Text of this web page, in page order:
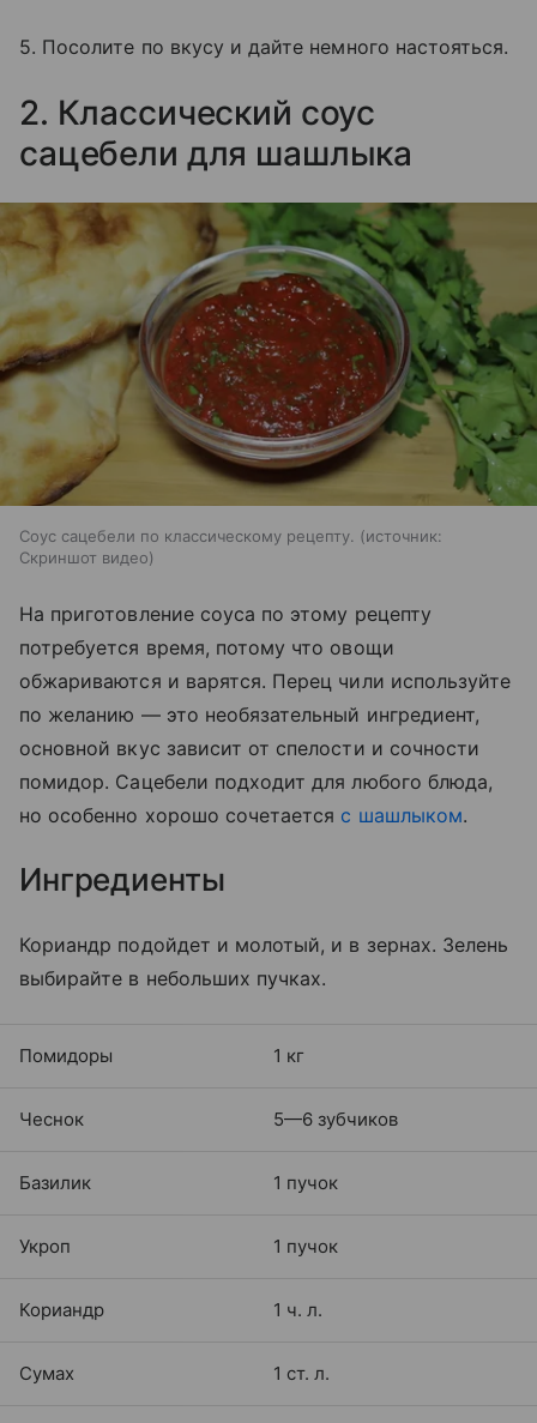
5. Посолите по вкусу и дайте немного настояться.
2. Классический соус
сацебели для шашлыка
Соус сацебели по классическому рецепту.
источник:
Скриншот видео
На приготовление соуса по этому рецепту
потребуется время, потому что овощи
обжариваются и варятся. Перец чили используйте
по желанию — это необязательный ингредиент,
основной вкус зависит от спелости и сочности
помидор. Сацебели подходит для любого блюда,
но особенно хорошо сочетается с шашлыком.
Ингредиенты
Кориандр подойдет и молотый, и в зернах. Зелень
выбирайте в небольших пучках.
Помидоры 1 кг
Чеснок 5—6 зубчиков
Базилик 1 пучок
Укроп 1 пучок
Кориандр 1 ч. л.
Сумах 1 ст. л.